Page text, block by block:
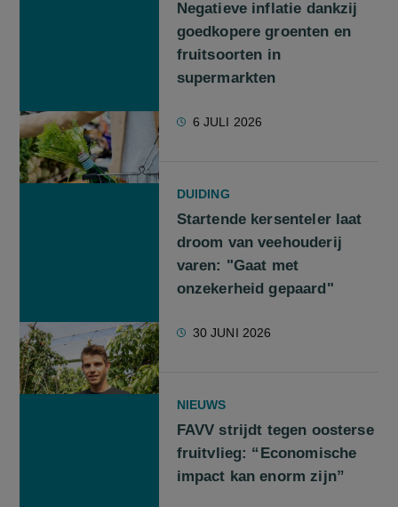
Negatieve inflatie dankzij
goedkopere groenten en
fruitsoorten in
supermarkten
6 JULI 2026
DUIDING
Startende kersenteler laat
droom van veehouderij
varen: "Gaat met
onzekerheid gepaard"
30 JUNI 2026
NIEUWS
FAVV strijdt tegen oosterse
fruitvlieg: “Economische
impact kan enorm zijn”